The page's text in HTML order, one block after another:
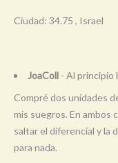
Ciudad: 34.75 , Israel
JoaColl - Al principio
Compré dos unidades
mis suegros. En ambos
saltar el diferencial y la
para nada.